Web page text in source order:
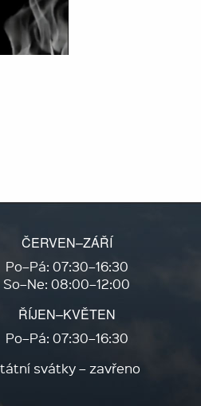
ČERVEN–ZÁŘÍ
Po–Pá: 07:30–16:30
So–Ne: 08:00–12:00
ŘÍJEN–KVĚTEN
Po–Pá: 07:30–16:30
svátky – zavřeno